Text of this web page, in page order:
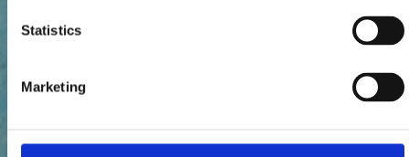
Statistics
Marketing